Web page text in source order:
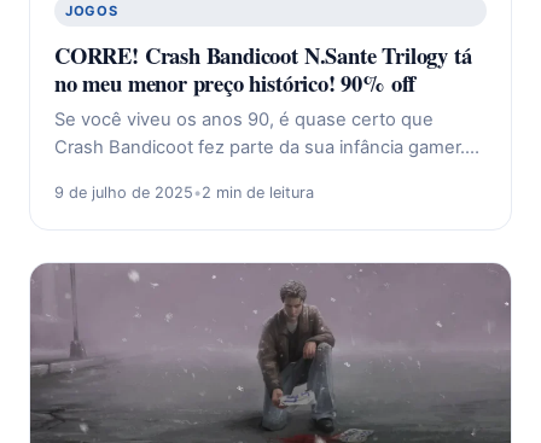
JOGOS
CORRE! Crash Bandicoot N.Sante Trilogy tá
no meu menor preço histórico! 90% off
Se você viveu os anos 90, é quase certo que
Crash Bandicoot fez parte da sua infância gamer.…
9 de julho de 2025•2 min de leitura